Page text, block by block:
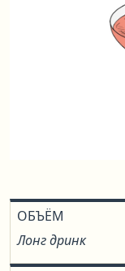
ОБЪЁМ
Лонг дринк